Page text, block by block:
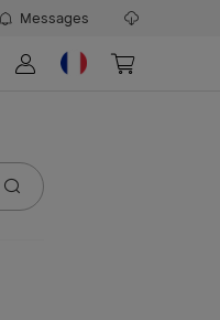
Messages